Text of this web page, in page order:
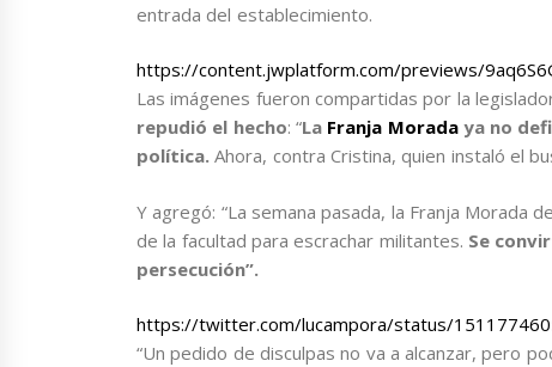
entrada del establecimiento.
https://content.jwplatform.com/previews/
Las imágenes fueron compartidas por la
repudió el hecho: “La Franja Moradaya no
política. Ahora, contra Cristina, quien instaló el
Y agregó: “La semana pasada, la Franja Morada
de la facultad para escrachar militantes. Se
persecución”.
https://twitter.com/lucampora/status/
“Un pedido de disculpas no va a alcanzar, pero